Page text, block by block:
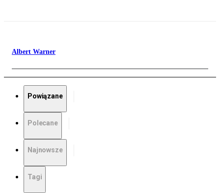
Albert Warner
Powiązane
Polecane
Najnowsze
Tagi